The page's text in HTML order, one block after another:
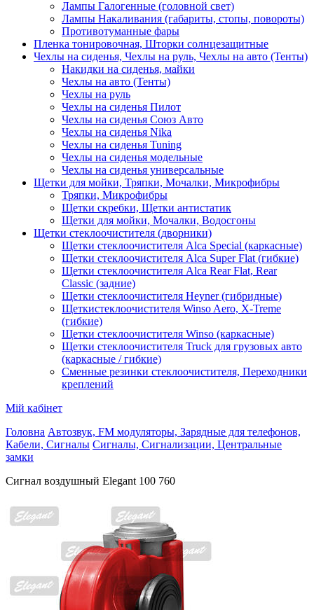
Лампы Галогенные (головной свет)
Лампы Накаливания (габариты, стопы, повороты)
Противотуманные фары
Пленка тонировочная, Шторки солнцезащитные
Чехлы на сиденья, Чехлы на руль, Чехлы на авто (Тенты)
Накидки на сиденья, майки
Чехлы на авто (Тенты)
Чехлы на руль
Чехлы на сиденья Пилот
Чехлы на сиденья Союз Авто
Чехлы на сиденья Nika
Чехлы на сиденья Tuning
Чехлы на сиденья модельные
Чехлы на сиденья универсальные
Щетки для мойки, Тряпки, Мочалки, Микрофибры
Тряпки, Микрофибры
Щетки скребки, Щетки антистатик
Щетки для мойки, Мочалки, Водосгоны
Щетки стеклоочистителя (дворники)
Щетки стеклоочистителя Alca Special (каркасные)
Щетки стеклоочистителя Alca Super Flat (гибкие)
Щетки стеклоочистителя Alca Rear Flat, Rear
Classic (задние)
Щетки стеклоочистителя Heyner (гибридные)
Щеткистеклоочистителя Winso Aero, X-Treme
(гибкие)
Щетки стеклоочистителя Winso (каркасные)
Щетки стеклоочистителя Truck для грузовых авто
(каркасные / гибкие)
Сменные резинки стеклоочистителя, Переходники
креплений
Мій кабінет
Головна Автозвук, FM модуляторы, Зарядные для телефонов,
Кабели, Сигналы Сигналы, Сигнализации, Центральные
замки
Сигнал воздушный Elegant 100 760